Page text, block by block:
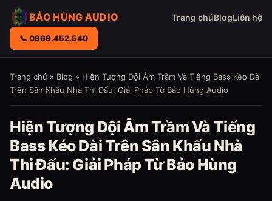
BẢO HÙNG AUDIO Trang chủBlogLiên hệ
📞 0969.452.540
Trang chủ » Blog » Hiện Tượng Dội Âm Trầm Và Tiếng Bass Kéo Dài
Trên Sân Khấu Nhà Thi Đấu: Giải Pháp Từ Bảo Hùng Audio
Hiện Tượng Dội Âm Trầm Và Tiếng
Bass Kéo Dài Trên Sân Khấu Nhà
Thi Đấu: Giải Pháp Từ Bảo Hùng
Audio